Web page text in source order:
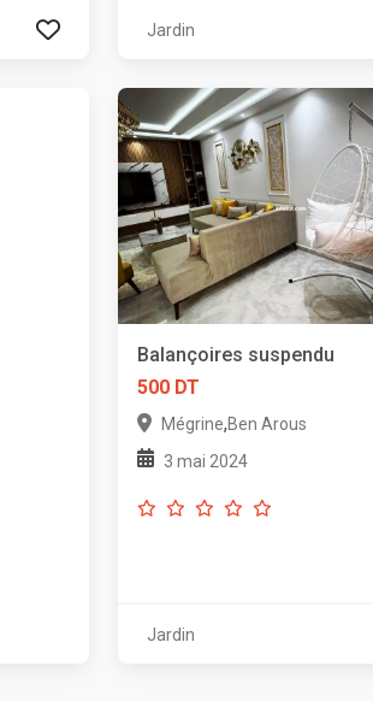
Jardin
Balançoires suspendu
500 DT
Mégrine,Ben Arous
3 mai 2024
Jardin